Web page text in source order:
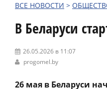
ВСЕ НОВОСТИ >
В Беларуси
26.05.2026 в 11:07
progomel.by
26 мая в Беларуси